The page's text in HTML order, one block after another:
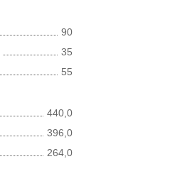
90
35
55
440,0
396,0
264,0